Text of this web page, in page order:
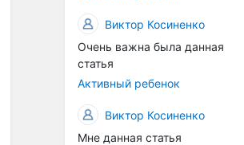
Виктор Косиненко
Очень важна была данная
статья
Активный ребенок
Виктор Косиненко
Мне данная статья